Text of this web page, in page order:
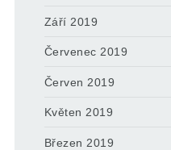
Září 2019
Červenec 2019
Červen 2019
Květen 2019
Březen 2019